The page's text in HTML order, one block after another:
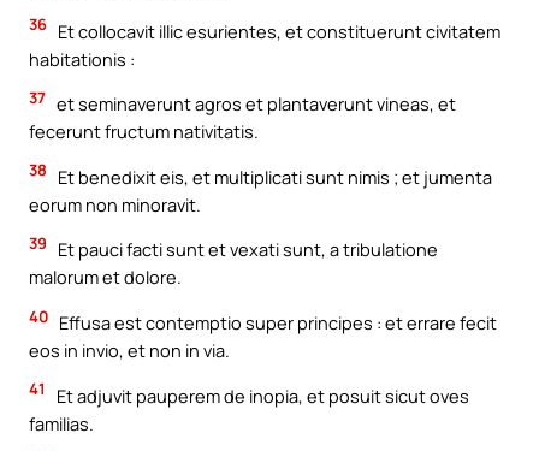
36 Et collocavit illic esurientes, et constituerunt civitatem
habitationis :
37 et seminaverunt agros et plantaverunt vineas, et
fecerunt fructum nativitatis.
38
Et benedixit eis, et multiplicati sunt nimis ; et jumenta
eorum non minoravit.
39
Et pauci facti sunt et vexati sunt, a tribulatione
malorum et dolore.
40 Effusa est contemptio super principes : et errare fecit
eos in invio, et non in via.
41
Et adjuvit pauperem de inopia, et posuit sicut oves
familias.